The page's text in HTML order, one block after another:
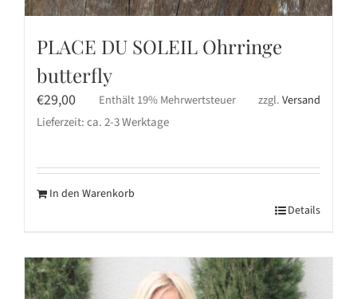
PLACE DU SOLEIL Ohrringe
butterfly
€29,00 Enthält 19% Mehrwertsteuer zzgl.Versand
Lieferzeit: ca. 2-3 Werktage
In den Warenkorb
Details